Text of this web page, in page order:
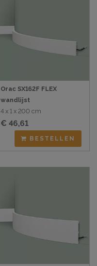
Orac SX162F FLEX
wandlijst
4 x 1 x 200 cm
€ 46,61
BESTELLEN